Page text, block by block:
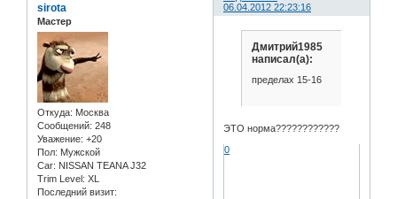
06.04.2012 22:23:16
sirota
Мастер
Откуда: Москва
Сообщений: 248
Уважение: +20
Пол: Мужской
Car: NISSAN TEANA J32
Trim Level: XL
Последний визит:
Дмитрий1985
написал(а):
пределах 15-16
ЭТО норма????????????
0